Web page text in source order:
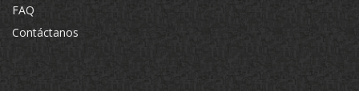
FAQ
Contáctanos